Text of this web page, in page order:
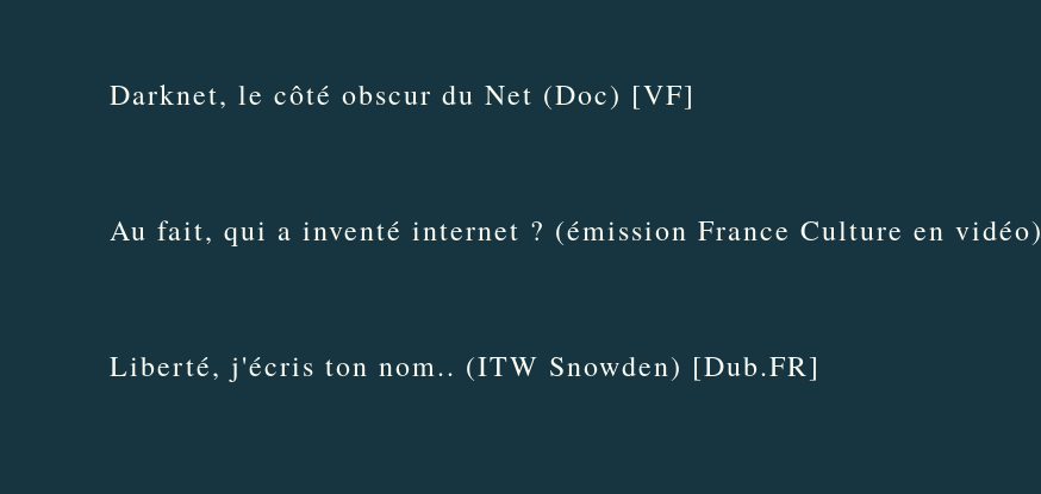
Darknet, le côté obscur du Net (Doc) [VF]
Au fait, qui a inventé internet ? (émission France Culture en vidéo)
Liberté, j'écris ton nom.. (ITW Snowden) [Dub.FR]